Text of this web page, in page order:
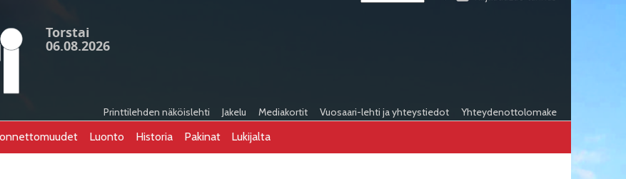
Torstai
06.08.2026
Printtilehden näköislehti Jakelu Mediakortit Vuosaari-lehti ja yhteystiedot Yhteydenottolomake
Luonto Historia Pakinat Lukijalta